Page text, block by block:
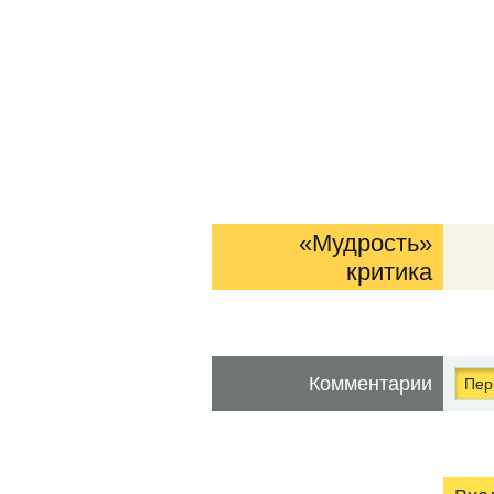
«Мудрость»
критика
Комментарии